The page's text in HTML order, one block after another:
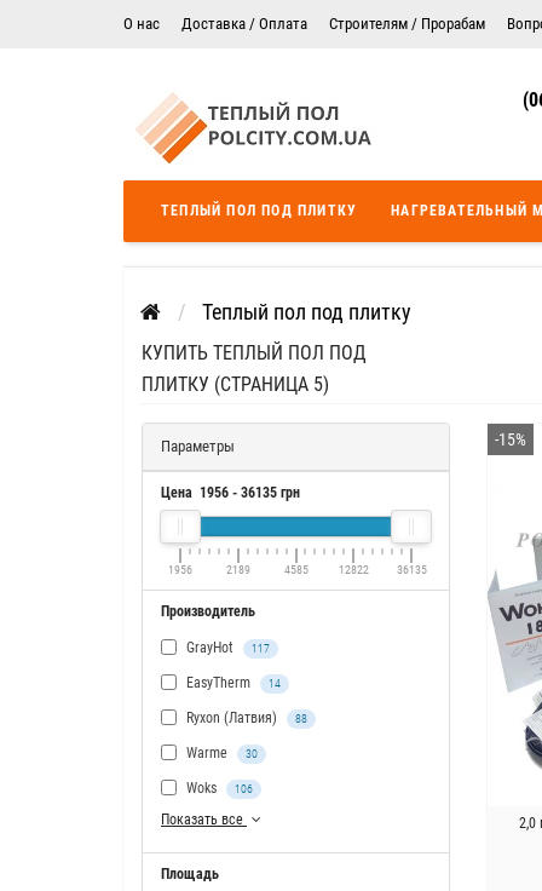
О нас Доставка / Оплата Строителям / Прорабам
Цены на монтаж теплого пола
Теплый пол в Днепропетровск
Теплый пол Одесса Теплый пол Черкассы
ТЕПЛЫЙ ПОЛ ПОД ПЛИТКУ НАГРЕВАТЕЛЬНЫЙ
Теплый пол под плитку
КУПИТЬ ТЕПЛЫЙ ПОЛ ПОД
ПЛИТКУ (СТРАНИЦА 5)
Параметры
Цена 1956 - 36135 грн
1956 2189 4585 12822 36135
Производитель
GrayHot 117
EasyTherm 14
Ryxon (Латвия) 88
Warme 30
Woks 106
Показать все
Площадь
-15%
2,0